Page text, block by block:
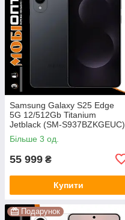
Samsung Galaxy S25 Edge
5G 12/512Gb Titanium
Jetblack (SM-S937BZKGEUC)
No Adapter UA UCRF
Більше 3 од.
55 999 ₴
Купити
Подарунок